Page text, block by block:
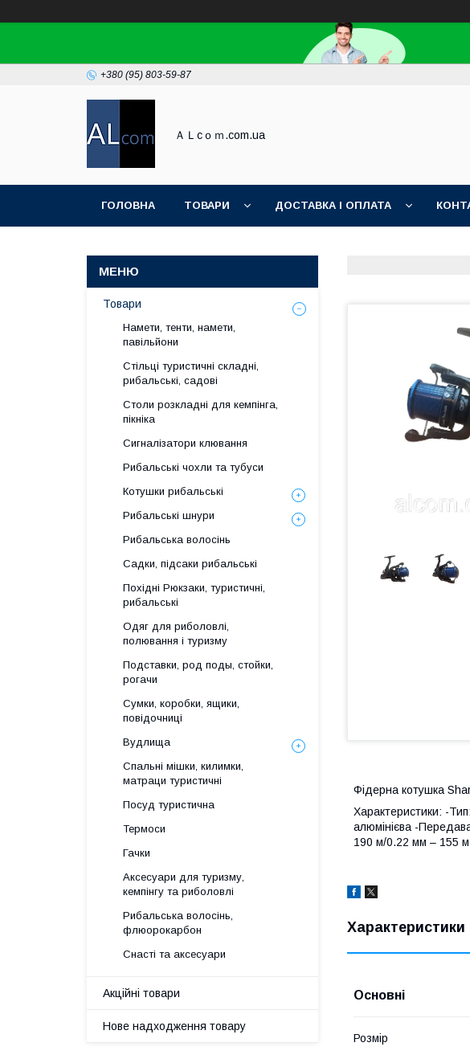
+380 (95) 803-59-87
ＡＬcｏｍ.com.ua
ГОЛОВНА ТОВАРИ ДОСТАВКА І ОПЛАТА
Фідерна котушка
Характеристики: -
алюмінієва -
190 м/0.22 мм – 155 м
Характеристики
Основні
Розмір
Товари
Намети, тенти, намети,
павільйони
Стільці туристичні складні,
рибальські, садові
Столи розкладні для кемпінга,
пікніка
Сигналізатори клювання
Рибальські чохли та тубуси
Котушки рибальські
Рибальські шнури
Рибальська волосінь
Садки, підсаки рибальські
Похідні Рюкзаки, туристичні,
рибальські
Одяг для риболовлі,
полювання і туризму
Подставки, род поды, стойки,
рогачи
Сумки, коробки, ящики,
повідочниці
Вудлища
Спальні мішки, килимки,
матраци туристичні
Посуд туристична
Термоси
Гачки
Аксесуари для туризму,
кемпінгу та риболовлі
Рибальська волосінь,
флюорокарбон
Снасті та аксесуари
Акційні товари
Нове надходження товару